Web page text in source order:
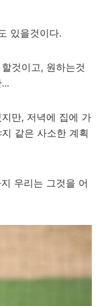
있을것이다.
것이고, 원하는것
만, 저녁에 집에 가
같은 사소한 계획
우리는 그것을 어